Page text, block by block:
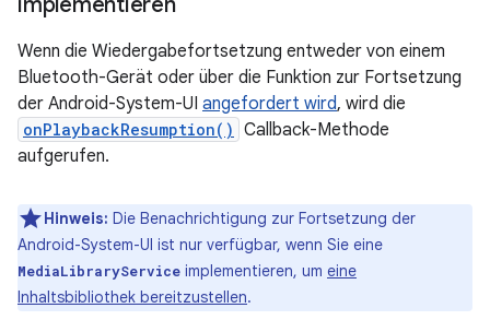
Wenn die Wiedergabefortsetzung entweder von einem
Bluetooth-Gerät oder über die Funktion zur Fortsetzung
der Android-System-UI angefordert wird, wird die
onPlaybackResumption() Callback-Methode
aufgerufen.
Hinweis: Die Benachrichtigung zur Fortsetzung der
Android-System-UI ist nur verfügbar, wenn Sie eine
MediaLibraryService implementieren, um eine
Inhaltsbibliothek bereitzustellen.